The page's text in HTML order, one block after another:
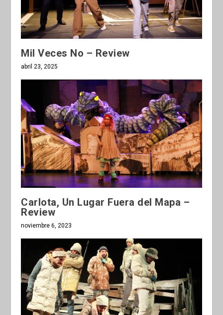
Mil Veces No – Review
abril 23, 2025
Carlota, Un Lugar Fuera del Mapa –
Review
noviembre 6, 2023